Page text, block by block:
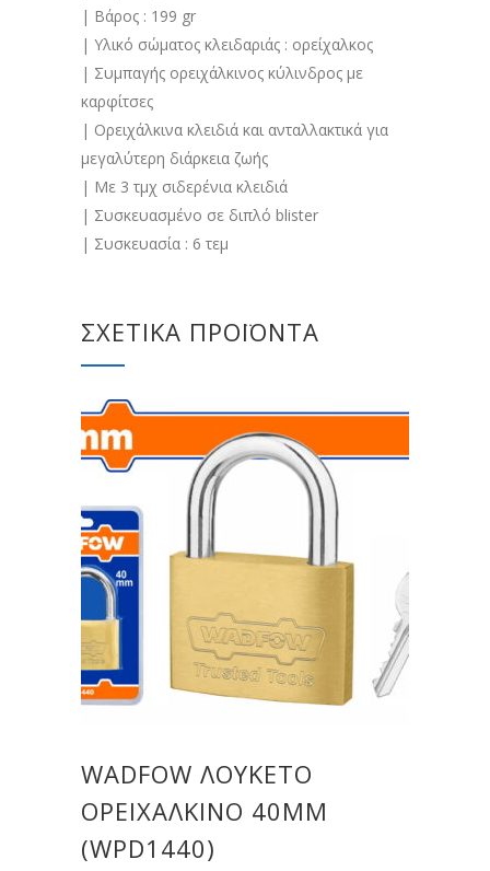
| Βάρος : 199 gr
| Υλικό σώματος κλειδαριάς : ορείχαλκος
| Συμπαγής ορειχάλκινος κύλινδρος με
καρφίτσες
| Ορειχάλκινα κλειδιά και ανταλλακτικά για
μεγαλύτερη διάρκεια ζωής
| Με 3 τμχ σιδερένια κλειδιά
| Συσκευασμένο σε διπλό blister
| Συσκευασία : 6 τεμ
ΣΧΕΤΙΚΆ ΠΡΟΪΌΝΤΑ
WADFOW ΛΟΥΚΕΤΟ
ΟΡΕΙΧΑΛΚΙΝΟ 40MM
(WPD1440)